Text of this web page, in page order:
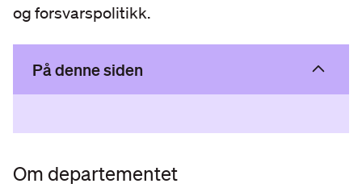
og forsvarspolitikk.
På denne siden
Om departementet